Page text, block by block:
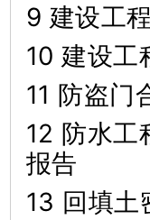
9 建设工
10 建设工
11 防盗门
12 防水工
报告
13 回填土